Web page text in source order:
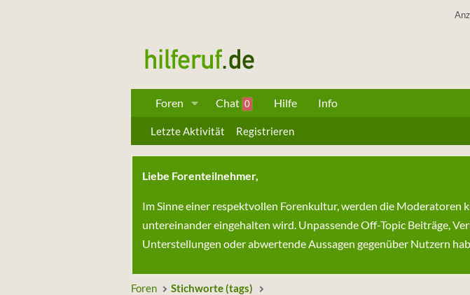
Foren Chat 0 Hilfe Info
Letzte Aktivität Registrieren
Liebe Forenteilnehmer,
Im Sinne einer respektvollen Forenkultur, werden die Moderatoren
untereinander eingehalten wird. Unpassende Off-Topic Beiträge,
Unterstellungen oder abwertende Aussagen gegenüber Nutzern
Foren Stichworte (tags)